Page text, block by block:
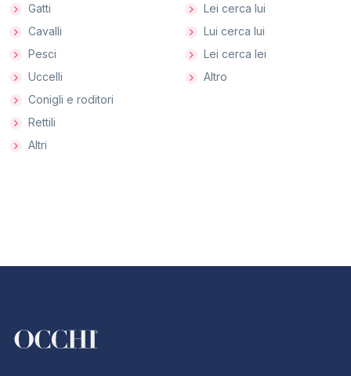
Gatti
Cavalli
Pesci
Uccelli
Conigli e roditori
Rettili
Altri
Lei cerca lui
Lui cerca lui
Lei cerca lei
Altro